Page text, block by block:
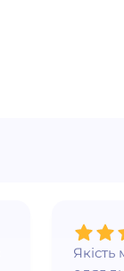
Якість